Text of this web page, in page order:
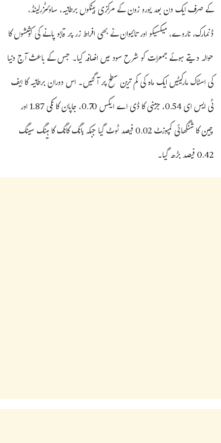
کے صرف ایک دن بعد یورو زون کے مرکزی بینکوں برطانیہ، ساوئٹزرلینڈ،
ڈنمارک، ناروے، میکسیکو اور تائیوان نے بھی افراط زر پر قابو پانے کی کوششوں کا
حوالہ دیتے ہوئے جمعرات کو شرح سود میں اضافہ کیا۔ جس کے باعث آج دنیا
کی اسٹاک مارکیٹیں ایک ماہ کی کم ترین سطح پر آگئیں۔ اس دوران برطانیہ کا ایف
ٹی ایس ای 0.54، جرمنی کا ڈی اے ایکس 0.70، جاپان کا نکی 1.87 اور
چین کا شنگھائی کمپوزٹ 0.02 فیصد ٹوٹ گیا جبکہ ہانگ کانگ کا ہینگ سینگ
0.42 فیصد بڑھ گیا۔